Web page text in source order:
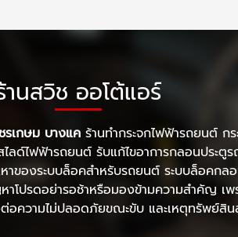
านสวิช ออโต้แอร์
เกษม บางแคร้านทํากระจกไฟฟ้ารถยนต์ ก
ลด์ไฟฟ้ารถยนต์ รับแก้ไขอาการกลอนประตู
าของระบบล็อคสำหรับรถยนต์ ระบบล็อคกล
โปรดอย่ารอช้าหรือมองข้ามความสำคัญ เพ
อความไม่ปลอดภัยขณะขับ และเหตุทรัพย์สิ